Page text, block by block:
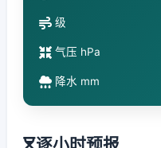
级
气压 hPa
降水 mm